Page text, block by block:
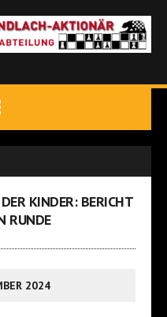
KINDER: BERICHT
RUNDE
2024